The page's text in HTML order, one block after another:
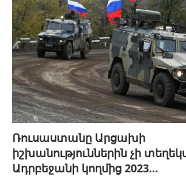
Ռուսաստանը Արցախի
իշխանություններին չի
Ադրբեջանի կողմից 2023...